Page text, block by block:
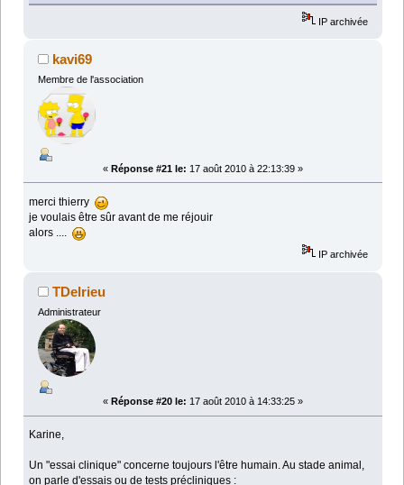
IP archivée
kavi69
Membre de l'association
« Réponse #21 le: 17 août 2010 à 22:13:39 »
merci thierry
je voulais être sûr avant de me réjouir
alors ....
IP archivée
TDelrieu
Administrateur
« Réponse #20 le: 17 août 2010 à 14:33:25 »
Karine,
Un "essai clinique" concerne toujours l'être humain. Au stade animal,
on parle d'essais ou de tests précliniques :